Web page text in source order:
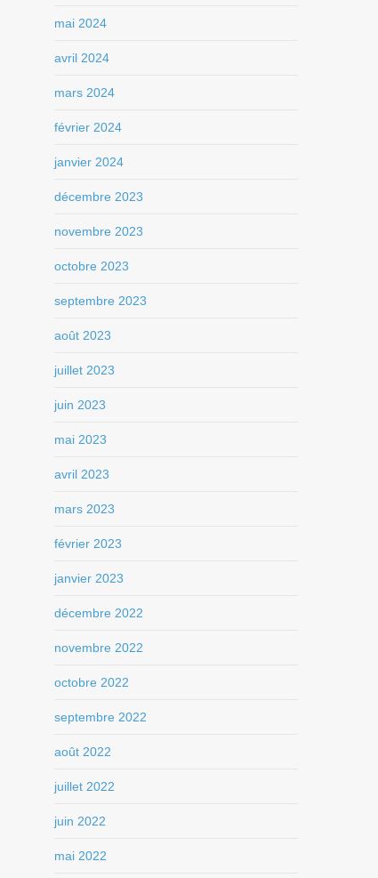
mai 2024
avril 2024
mars 2024
février 2024
janvier 2024
décembre 2023
novembre 2023
octobre 2023
septembre 2023
août 2023
juillet 2023
juin 2023
mai 2023
avril 2023
mars 2023
février 2023
janvier 2023
décembre 2022
novembre 2022
octobre 2022
septembre 2022
août 2022
juillet 2022
juin 2022
mai 2022